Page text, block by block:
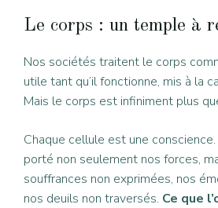
Le corps : un temple à
Nos sociétés traitent le corps
utile tant qu’il fonctionne, mis à la
Mais le corps est infiniment plus
Chaque cellule est une
porté non seulement nos forces,
souffrances non exprimées, nos
nos deuils non traversés. Ce que